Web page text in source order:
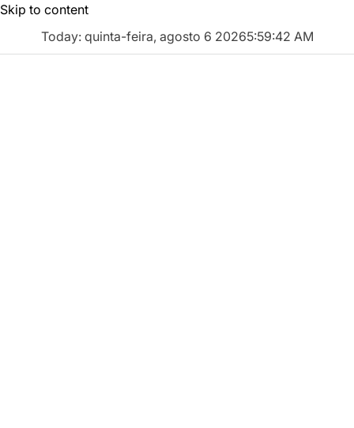
Skip to content
Today: quinta-feira, agosto 6 20265:59:43 AM